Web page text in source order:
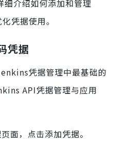
细介绍如何添加和管理
凭据使用。
凭据
凭据管理中最基础的
API凭据管理与应用
面，点击添加凭据。